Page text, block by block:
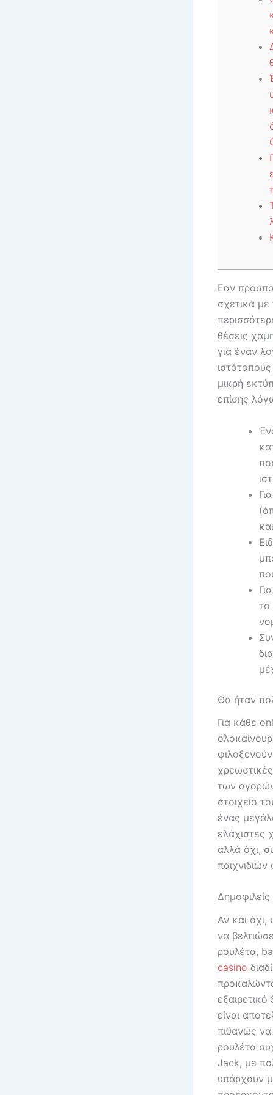
Εάν
σχετικά με
θέσεις
για έναν
μικρή
επίσης
το
Θα ήταν
Για κάθε
των
στοιχείο
ένας
ελάχιστες
αλλά όχι,
Δημοφιλείς
Αν και όχι,
να
ρουλέτα,
casino
είναι
πιθανώς να
ρουλέτα
Jack, με
υπάρχουν